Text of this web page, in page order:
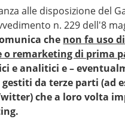
alle disposizione del
n. 229 dell'8
che non fa uso
o remarketing di prima
e analitici e –
da terze parti (ad
che a loro volta